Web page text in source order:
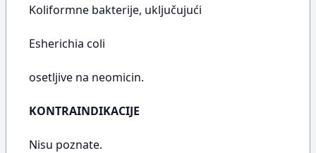
Koliformne bakterije, uključujući
Esherichia coli
osetljive na neomicin.
KONTRAINDIKACIJE
Nisu poznate.